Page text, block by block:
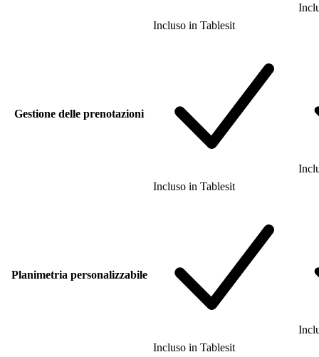
Incluso in Tablesit
Gestione delle prenotazioni
Incluso in Tablesit
Planimetria personalizzabile
Incluso in Tablesit